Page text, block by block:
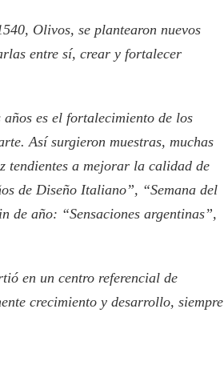
Olivos, se plantearon nuevos
entre sí, crear y fortalecer
es el fortalecimiento de los
Así surgieron muestras, muchas
tendientes a mejorar la calidad de
de Diseño Italiano”, “Semana del
de año: “Sensaciones argentinas”,
en un centro referencial de
crecimiento y desarrollo, siempre